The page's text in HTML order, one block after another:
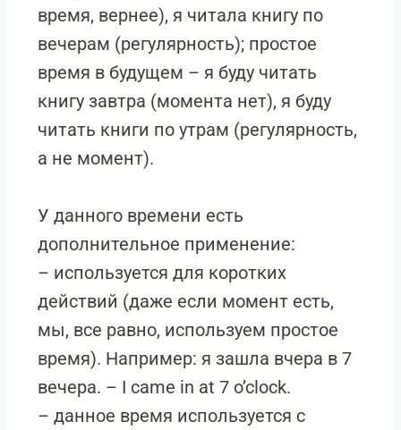
время, вернее), я читала книгу по
вечерам (регулярность); простое
время в будущем – я буду читать
книгу завтра (момента нет), я буду
читать книги по утрам (регулярность,
а не момент).
У данного времени есть
дополнительное применение:
– используется для коротких
действий (даже если момент есть,
мы, все равно, используем простое
время). Например: я зашла вчера в 7
вечера. – I came in at 7 o’clock.
– данное время используется с